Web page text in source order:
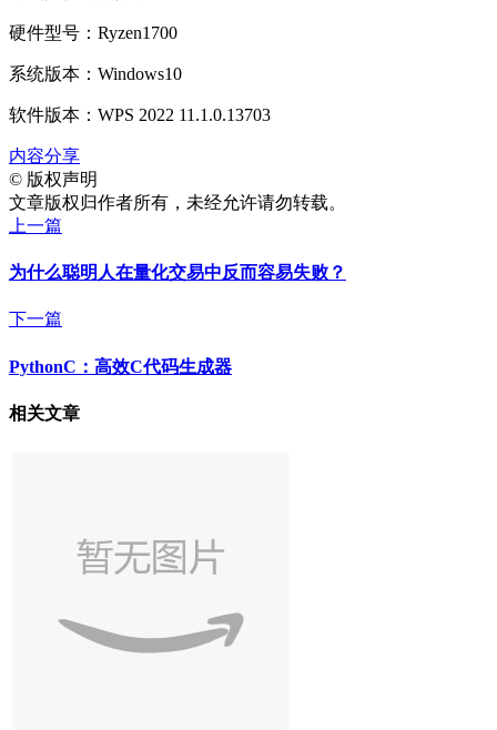
硬件型号：Ryzen1700
系统版本：Windows10
软件版本：WPS 2022 11.1.0.13703
内容分享
© 版权声明
文章版权归作者所有，未经允许请勿转载。
上一篇
为什么聪明人在量化交易中反而容易失败？
下一篇
PythonC：高效C代码生成器
相关文章